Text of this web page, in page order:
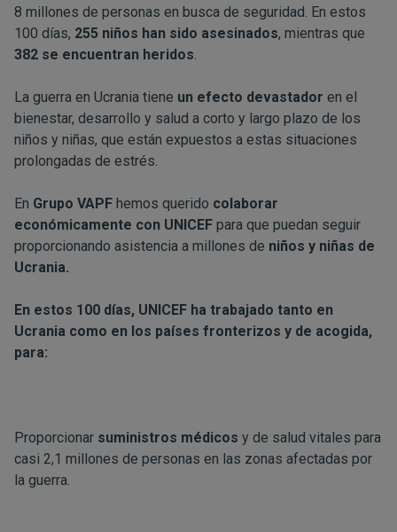
8 millones de personas en busca de seguridad. En estos
100 días, 255 niños han sido asesinados, mientras que
382 se encuentran heridos.
La guerra en Ucrania tiene un efecto devastador en el
bienestar, desarrollo y salud a corto y largo plazo de los
niños y niñas, que están expuestos a estas situaciones
prolongadas de estrés.
En Grupo VAPF hemos querido colaborar
económicamente con UNICEF para que puedan seguir
proporcionando asistencia a millones de niños y niñas de
Ucrania.
En estos 100 días, UNICEF ha trabajado tanto en
Ucrania como en los países fronterizos y de acogida,
para:
Proporcionar suministros médicos y de salud vitales para
casi 2,1 millones de personas en las zonas afectadas por
la guerra.